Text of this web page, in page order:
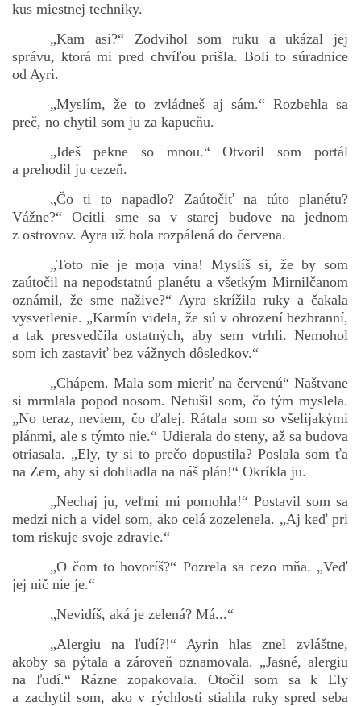
kus miestnej techniky.
„Kam asi?“ Zodvihol som ruku a ukázal jej
správu, ktorá mi pred chvíľou prišla. Boli to súradnice
od Ayri.
„Myslím, že to zvládneš aj sám.“ Rozbehla sa
preč, no chytil som ju za kapucňu.
„Ideš pekne so mnou.“ Otvoril som portál
a prehodil ju cezeň.
„Čo ti to napadlo? Zaútočiť na túto planétu?
Vážne?“ Ocitli sme sa v starej budove na jednom
z ostrovov. Ayra už bola rozpálená do červena.
„Toto nie je moja vina! Myslíš si, že by som
zaútočil na nepodstatnú planétu a všetkým Mirnilčanom
oznámil, že sme nažive?“ Ayra skrížila ruky a čakala
vysvetlenie. „Karmín videla, že sú v ohrození bezbranní,
a tak presvedčila ostatných, aby sem vtrhli. Nemohol
som ich zastaviť bez vážnych dôsledkov.“
„Chápem. Mala som mieriť na červenú“ Naštvane
si mrmlala popod nosom. Netušil som, čo tým myslela.
„No teraz, neviem, čo ďalej. Rátala som so všelijakými
plánmi, ale s týmto nie.“ Udierala do steny, až sa budova
otriasala. „Ely, ty si to prečo dopustila? Poslala som ťa
na Zem, aby si dohliadla na náš plán!“ Okríkla ju.
„Nechaj ju, veľmi mi pomohla!“ Postavil som sa
medzi nich a videl som, ako celá zozelenela. „Aj keď pri
tom riskuje svoje zdravie.“
„O čom to hovoríš?“ Pozrela sa cezo mňa. „Veď
jej nič nie je.“
„Nevidíš, aká je zelená? Má...“
„Alergiu na ľudí?!“ Ayrin hlas znel zvláštne,
akoby sa pýtala a zároveň oznamovala. „Jasné, alergiu
na ľudí.“ Rázne zopakovala. Otočil som sa k Ely
a zachytil som, ako v rýchlosti stiahla ruky spred seba